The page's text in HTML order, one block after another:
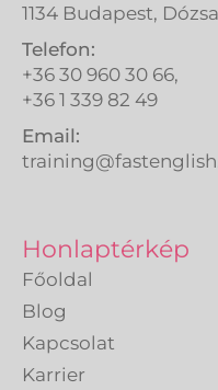
1134 Budapest,
Telefon:
+36 30 960 30 66,
+36 1 339 82 49
Email:
Honlaptérkép
Főoldal
Blog
Kapcsolat
Karrier